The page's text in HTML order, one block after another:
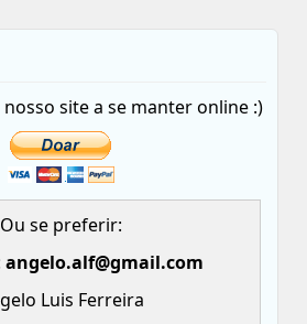
site a se manter online :)
Ou se preferir:
angelo.alf@gmail.com
Luis Ferreira